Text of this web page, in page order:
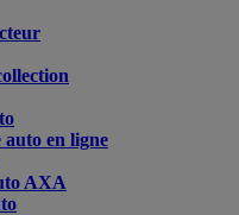
auto en ligne
AXA